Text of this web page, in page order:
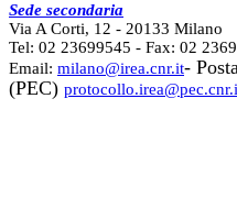
Sede secondaria
Via A Corti, 12 - 20133 Milano
Tel: 02 23699545 - Fax: 02
Email: milano@irea.cnr.it-
(PEC)